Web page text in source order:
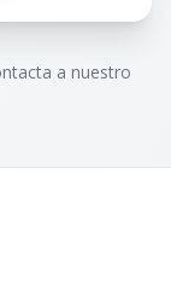
a nuestro